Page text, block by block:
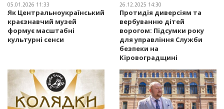
05.01.2026 11:33
Як Центральноукраїнський
краєзнавчий музей
формує масштабні
культурні сенси
26.12.2025 14:30
Протидія диверсіям та
вербуванню дітей
ворогом: Підсумки року
для управління Служби
безпеки на
Кіровоградщині